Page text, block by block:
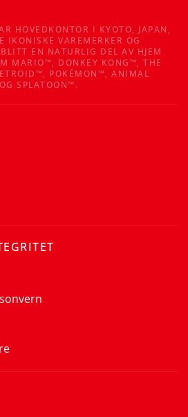
HOVEDKONTOR I KYOTO, JAPAN,
IKONISKE VAREMERKER OG
EN NATURLIG DEL AV HJEM
MARIO™, DONKEY KONG™, THE
POKÉMON™, ANIMAL
SPLATOON™.